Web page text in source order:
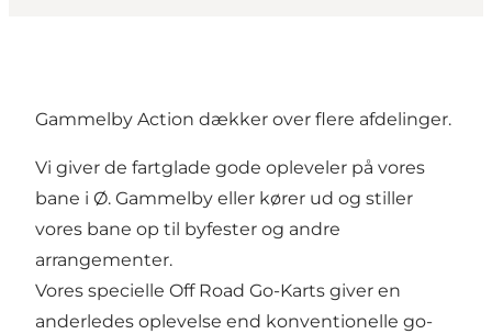
Gammelby Action dækker over flere afdelinger.
Vi giver de fartglade gode opleveler på vores
bane i Ø. Gammelby eller kører ud og stiller
vores bane op til byfester og andre
arrangementer.
Vores specielle Off Road Go-Karts giver en
anderledes oplevelse end konventionelle go-